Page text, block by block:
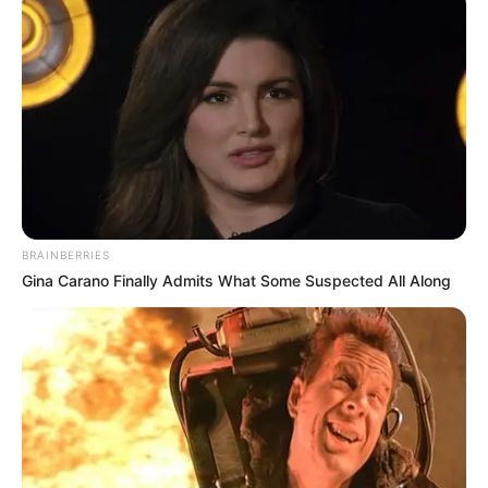
entstand am Ende des 18. Jahrhunderts
ein Erholungs- und Vergnügungsort für den Herzog von
Mecklenburg-Schwerin und seine Familie nebst
Entourage. Die nahe derOstseeliegende Stadt ist
deshalb ein interessantes Touristenziel, durch deren
Straßen außerdem die mit Dampflokomotiven bespannte
Schmalspurbahn Molli zu den Ostseebädern
Heiligendamm und Kühlungsborn fährt.
Das Erscheinungsbild der größten Stadt
Mecklenburg-Vorpommerns wird durch ihre
Lage an der Ostsee mit dem
bedeutendsten Hafen dieses Bundeslandes geprägt. In
Rostock ist außerdem ein großes Erbe aus der Zeit der
Backsteingotik und der Hanse zu sehen.
Greifswald
BRAINBERRIES
Gina Carano Finally Admits What Some Suspected All Along